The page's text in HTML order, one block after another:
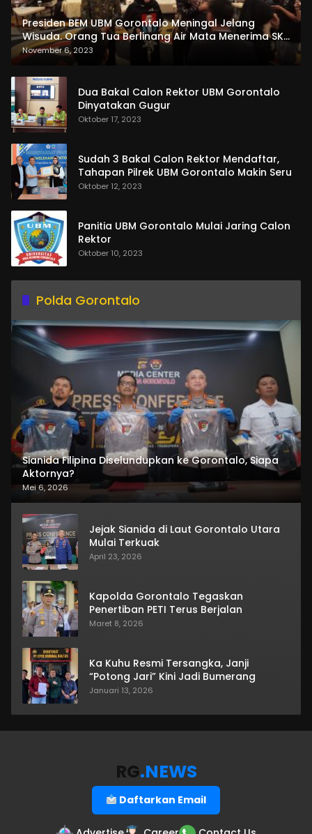
Presiden BEM UBM Gorontalo Meningal Jelang
Wisuda. Orang Tua Berlinang Air Mata Menerima SKL
dan Pemasangan Salempang
November 6, 2023
Dua Bakal Calon Rektor UBM Gorontalo
Dinyatakan Gugur
Oktober 17, 2023
Sudah 3 Bakal Calon Rektor Mendaftar,
Tahapan Pilrek UBM Gorontalo Makin Seru
Oktober 12, 2023
Panitia UBM Gorontalo Mulai Jaring Calon
Rektor
Oktober 10, 2023
Polda Gorontalo
Sianida Filipina Diselundupkan ke Gorontalo, Siapa
Aktornya?
Mei 6, 2026
Jejak Sianida di Laut Gorontalo Utara
Mulai Terkuak
April 23, 2026
Kapolda Gorontalo Tegaskan
Penertiban PETI Terus Berjalan
Maret 8, 2026
Ka Kuhu Resmi Tersangka, Janji
“Potong Jari” Kini Jadi Bumerang
Januari 13, 2026
RG.NEWS
Daftarkan Email